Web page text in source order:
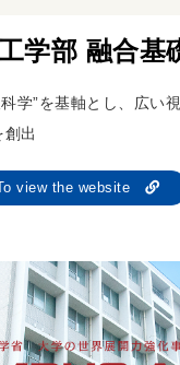
学部 融合基
学”を基軸とし、広い
出
view the website